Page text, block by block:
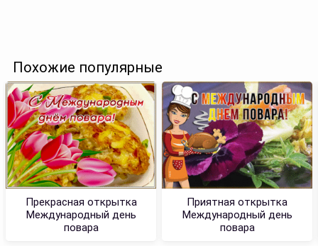
Похожие популярные
Прекрасная открытка
Международный день
повара
Приятная открытка
Международный день
повара